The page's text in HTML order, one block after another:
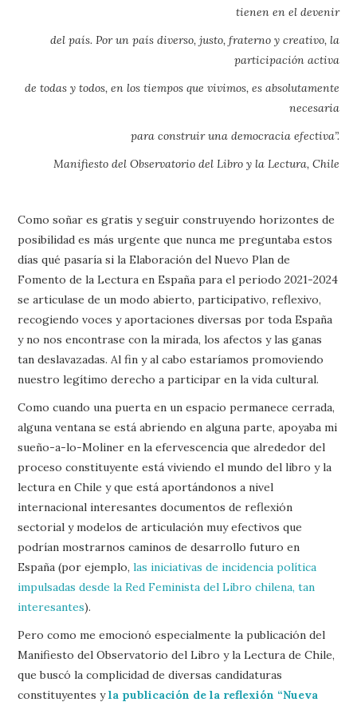
tienen en el devenir
del país. Por un país diverso, justo, fraterno y creativo, la
participación activa
de todas y todos, en los tiempos que vivimos, es absolutamente
necesaria
para construir una democracia efectiva”.
Manifiesto del Observatorio del Libro y la Lectura, Chile
Como soñar es gratis y seguir construyendo horizontes de
posibilidad es más urgente que nunca me preguntaba estos
días qué pasaría si la Elaboración del Nuevo Plan de
Fomento de la Lectura en España para el periodo 2021-2024
se articulase de un modo abierto, participativo, reflexivo,
recogiendo voces y aportaciones diversas por toda España
y no nos encontrase con la mirada, los afectos y las ganas
tan deslavazadas. Al fin y al cabo estaríamos promoviendo
nuestro legítimo derecho a participar en la vida cultural.
Como cuando una puerta en un espacio permanece cerrada,
alguna ventana se está abriendo en alguna parte, apoyaba mi
sueño-a-lo-Moliner en la efervescencia que alrededor del
proceso constituyente está viviendo el mundo del libro y la
lectura en Chile y que está aportándonos a nivel
internacional interesantes documentos de reflexión
sectorial y modelos de articulación muy efectivos que
podrían mostrarnos caminos de desarrollo futuro en
España (por ejemplo,las iniciativas de incidencia política
impulsadas desde la Red Feminista del Libro chilena, tan
interesantes).
Pero como me emocionó especialmente la publicación del
Manifiesto del Observatorio del Libro y la Lectura de Chile,
que buscó la complicidad de diversas candidaturas
constituyentes yla publicación de la reflexión “Nueva